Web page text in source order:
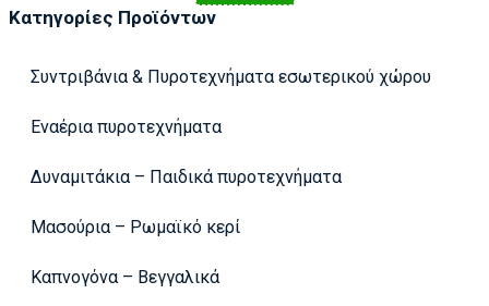
Κατηγορίες Προϊόντων
Συντριβάνια & Πυροτεχνήματα εσωτερικού χώρου
Εναέρια πυροτεχνήματα
Δυναμιτάκια – Παιδικά πυροτεχνήματα
Μασούρια – Ρωμαϊκό κερί
Καπνογόνα – Βεγγαλικά